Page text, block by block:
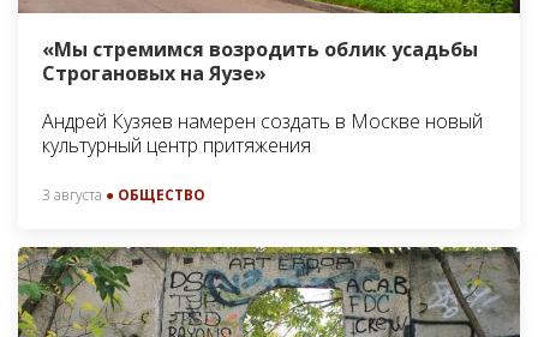
«Мы стремимся возродить облик усадьбы
Строгановых на Яузе»
Андрей Кузяев намерен создать в Москве новый
культурный центр притяжения
3 августа ● ОБЩЕСТВО